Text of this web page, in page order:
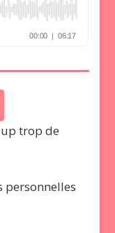
trop de
personnelles